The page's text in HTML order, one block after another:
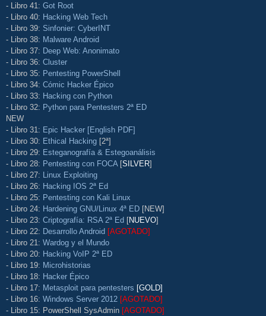
- Libro 41: Got Root
- Libro 40: Hacking Web Tech
- Libro 39: Sinfonier: CyberINT
- Libro 38: Malware Android
- Libro 37: Deep Web: Anonimato
- Libro 36: Cluster
- Libro 35: Pentesting PowerShell
- Libro 34: Cómic Hacker Épico
- Libro 33: Hacking con Python
- Libro 32: Python para Pentesters 2ª ED
NEW
- Libro 31: Epic Hacker [English PDF]
- Libro 30: Ethical Hacking [2ª]
- Libro 29: Esteganografía & Estegoanálisis
- Libro 28: Pentesting con FOCA [SILVER]
- Libro 27: Linux Exploiting
- Libro 26: Hacking IOS 2ª Ed
- Libro 25: Pentesting con Kali Linux
- Libro 24: Hardening GNU/Linux 4ª ED [NEW]
- Libro 23: Criptografía: RSA 2ª Ed [NUEVO]
- Libro 22: Desarrollo Android [AGOTADO]
- Libro 21: Wardog y el Mundo
- Libro 20: Hacking VoIP 2ª ED
- Libro 19: Microhistorias
- Libro 18: Hacker Épico
- Libro 17: Metasploit para pentesters [GOLD]
- Libro 16: Windows Server 2012 [AGOTADO]
- Libro 15: PowerShell SysAdmin [AGOTADO]